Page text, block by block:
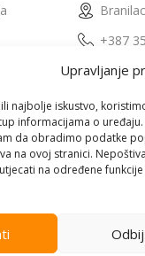
Upravljanje
najbolje iskustvo,
informacijama o
da obradimo podatke
na ovoj stranici.
na određene funkcije
Odbij
+387
ID:
PDV :